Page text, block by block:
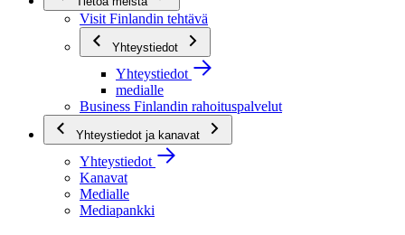
Visit Finlandin tehtävä
Yhteystiedot
Yhteystiedot
medialle
Business Finlandin rahoituspalvelut
Yhteystiedot ja kanavat
Yhteystiedot
Kanavat
Medialle
Mediapankki